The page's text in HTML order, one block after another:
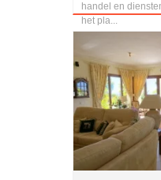
handel en
het pla...